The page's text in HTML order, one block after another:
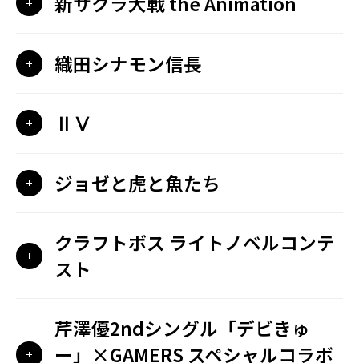
織田シナモン信長
ⅡⅤ
ジョゼと虎と魚たち
クラフトボス ライトノベルコンテ
スト
芹澤優2ndシングル「デビきゅ
ー」×GAMERS スペシャルコラボ